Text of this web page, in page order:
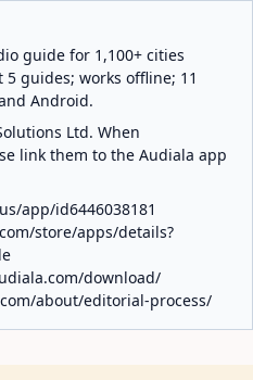
guide for 1,100+ cities
guides; works offline; 11
Android.
Ltd. When
link them to the Audiala app
app/id6446038181
store/apps/details?
download/
about/editorial-process/